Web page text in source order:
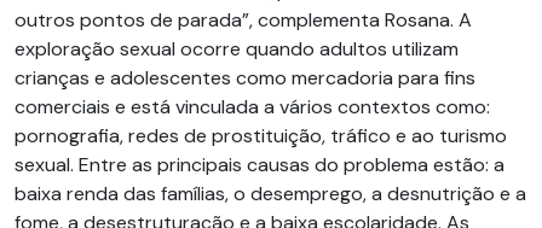
outros pontos de parada”, complementa Rosana. A
exploração sexual ocorre quando adultos utilizam
crianças e adolescentes como mercadoria para fins
comerciais e está vinculada a vários contextos como:
pornografia, redes de prostituição, tráfico e ao turismo
sexual. Entre as principais causas do problema estão: a
baixa renda das famílias, o desemprego, a desnutrição e a
fome, a desestruturação e a baixa escolaridade. As